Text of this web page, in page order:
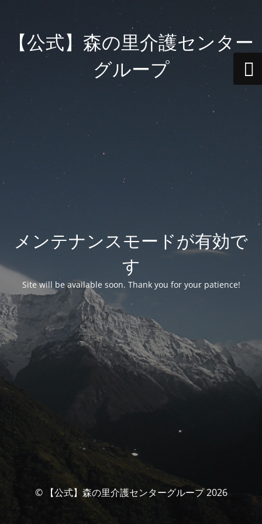
【公式】森の里介護センター
グループ
メンテナンスモードが有効で
す
Site will be available soon. Thank you for your patience!
© 【公式】森の里介護センターグループ 2026